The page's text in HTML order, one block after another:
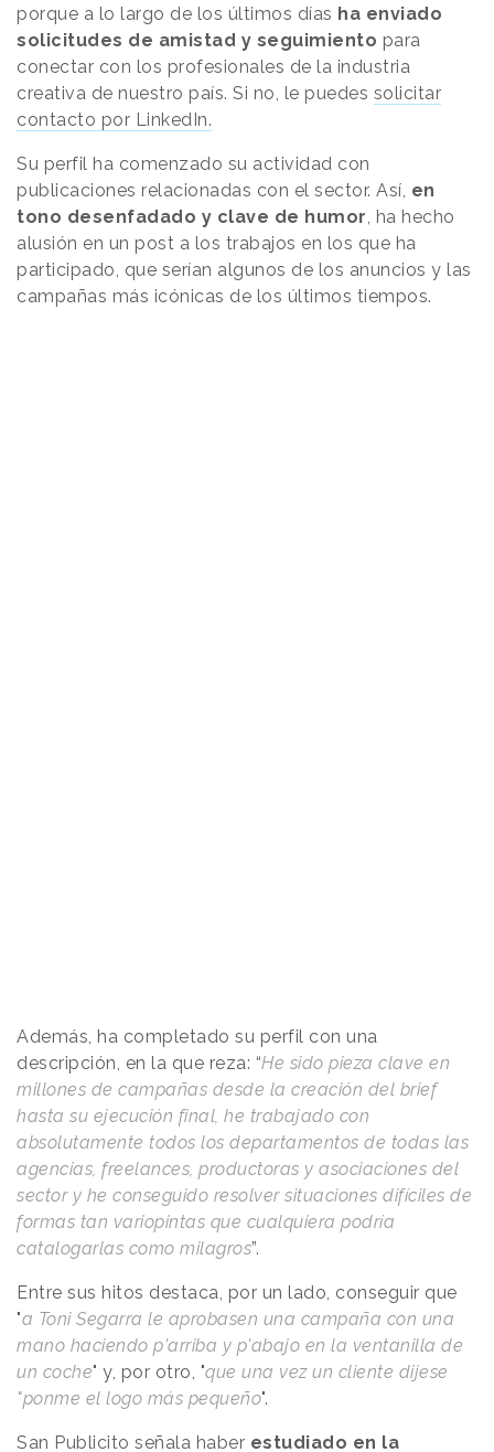
porque a lo largo de los últimos días ha enviado
solicitudes de amistad y seguimiento para
conectar con los profesionales de la industria
creativa de nuestro país. Si no, le puedes solicitar
contacto por LinkedIn.
Su perfil ha comenzado su actividad con
publicaciones relacionadas con el sector. Así, en
tono desenfadado y clave de humor, ha hecho
alusión en un post a los trabajos en los que ha
participado, que serían algunos de los anuncios y las
campañas más icónicas de los últimos tiempos.
Además, ha completado su perfil con una
descripción, en la que reza: “He sido pieza clave en
millones de campañas desde la creación del brief
hasta su ejecución final, he trabajado con
absolutamente todos los departamentos de todas las
agencias, freelances, productoras y asociaciones del
sector y he conseguido resolver situaciones difíciles de
formas tan variopintas que cualquiera podría
catalogarlas como milagros”.
Entre sus hitos destaca, por un lado, conseguir que
"a Toni Segarra le aprobasen una campaña con una
mano haciendo p'arriba y p'abajo en la ventanilla de
un coche" y, por otro, "que una vez un cliente dijese
"ponme el logo más pequeño".
San Publicito señala haber estudiado en la